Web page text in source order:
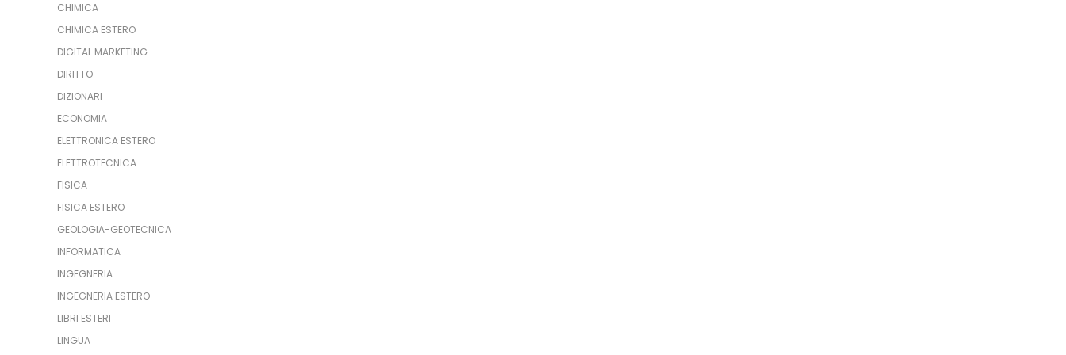
CHIMICA
CHIMICA ESTERO
DIGITAL MARKETING
DIRITTO
DIZIONARI
ECONOMIA
ELETTRONICA ESTERO
ELETTROTECNICA
FISICA
FISICA ESTERO
GEOLOGIA-GEOTECNICA
INFORMATICA
INGEGNERIA
INGEGNERIA ESTERO
LIBRI ESTERI
LINGUA